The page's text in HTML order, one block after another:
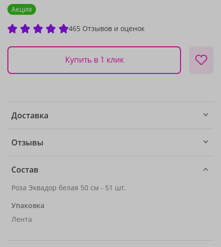
Акция
465 Отзывов и оценок
Купить в 1 клик
Доставка
Отзывы
Состав
Роза Эквадор белая 50 см - 51 шт.
Упаковка
Лента